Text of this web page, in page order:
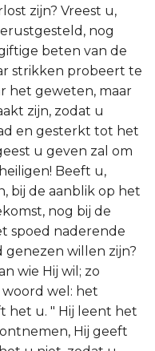
zijn? Vreest u,
nog
beten van de
strikken probeert te
het geweten, maar
zijn, zodat u
en gesterkt tot het
u geven zal om
Beeft u,
bij de aanblik op het
nog bij de
spoed naderende
genezen willen zijn?
wie Hij wil; zo
wel: het
het u. " Hij leent het
Hij geeft